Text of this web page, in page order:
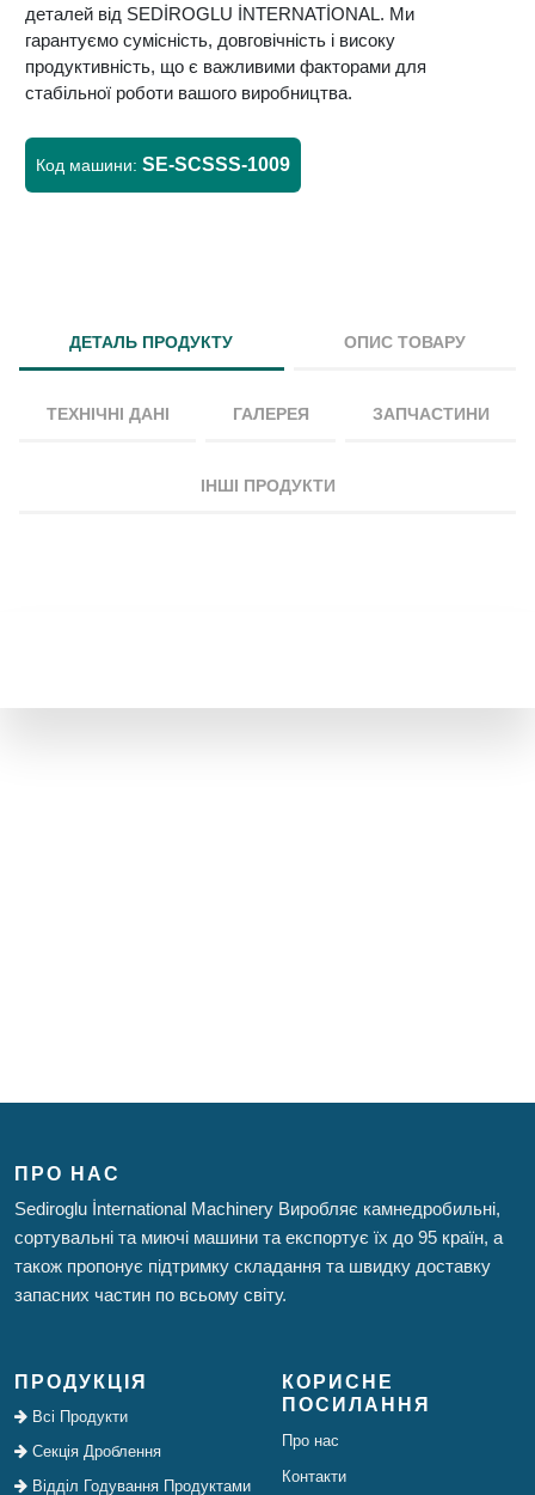
деталей від SEDİROGLU İNTERNATİONAL. Ми
гарантуємо сумісність, довговічність і високу
продуктивність, що є важливими факторами для
стабільної роботи вашого виробництва.
Код машини: SE-SCSSS-1009
ДЕТАЛЬ ПРОДУКТУ ОПИС ТОВАРУ
ТЕХНІЧНІ ДАНІ ГАЛЕРЕЯ ЗАПЧАСТИНИ
ІНШІ ПРОДУКТИ
ПРО НАС
Sediroglu İnternational Machinery Виробляє камнедробильні,
сортувальні та миючі машини та експортує їх до 95 країн, а
також пропонує підтримку складання та швидку доставку
запасних частин по всьому світу.
ПРОДУКЦІЯ
Всі Продукти
Секція Дроблення
Відділ Годування Продуктами
КОРИСНЕ
ПОСИЛАННЯ
Про нас
Контакти